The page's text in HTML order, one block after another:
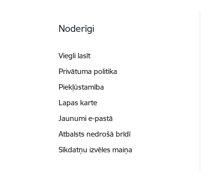
Noderīgi
Viegli lasīt
Privātuma politika
Piekļūstamība
Lapas karte
Jaunumi e-pastā
Atbalsts nedrošā brīdī
Sīkdatņu izvēles maiņa